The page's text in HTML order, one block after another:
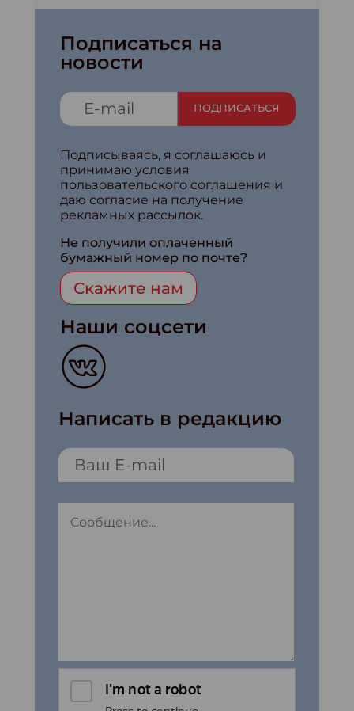
Подписаться на
новости
ПОДПИСАТЬСЯ
Подписываясь, я соглашаюсь и
принимаю условия
пользовательского соглашения и
даю согласие на получение
рекламных рассылок.
Не получили оплаченный
бумажный номер по почте?
Скажите нам
Наши соцсети
Написать в редакцию